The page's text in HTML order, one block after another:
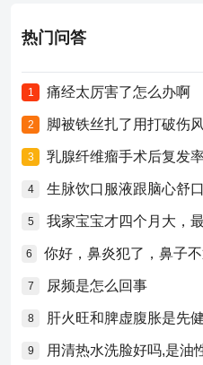
热门问答
1 痛经太厉害了怎么办啊
2 脚被铁丝扎了用打破伤
3 乳腺纤维瘤手术后复发
4 生脉饮口服液跟脑心舒
5 我家宝宝才四个月大，
6
7 尿频是怎么回事
8 肝火旺和脾虚腹胀是先
9 用清热水洗脸好吗,是油